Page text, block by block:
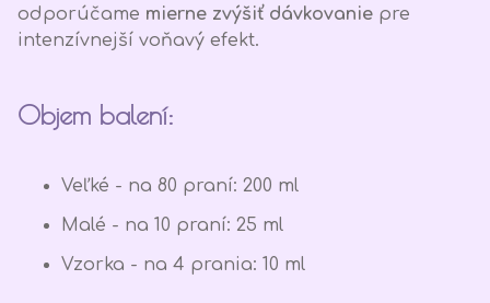
odporúčame mierne zvýšiť dávkovanie pre
intenzívnejší voňavý efekt.
Objem balení:
Veľké - na 80 praní: 200 ml
Malé - na 10 praní: 25 ml
Vzorka - na 4 prania: 10 ml